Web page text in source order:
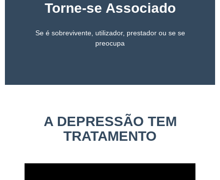
Torne-se Associado
Se é sobrevivente, utilizador, prestador ou se se
preocupa
A DEPRESSÃO TEM
TRATAMENTO